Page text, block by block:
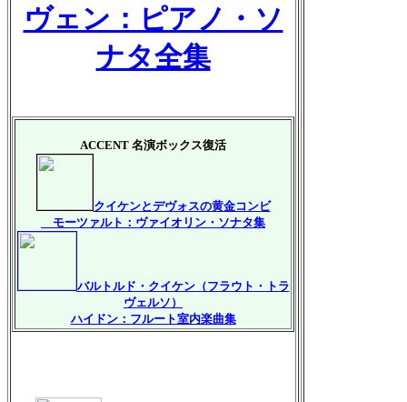
ヴェン：ピアノ・ソ
ナタ全集
ACCENT 名演ボックス復活
クイケンとデヴォスの黄金コンビ
モーツァルト：ヴァイオリン・ソナタ集
バルトルド・クイケン（フラウト・トラ
ヴェルソ）
ハイドン：フルート室内楽曲集